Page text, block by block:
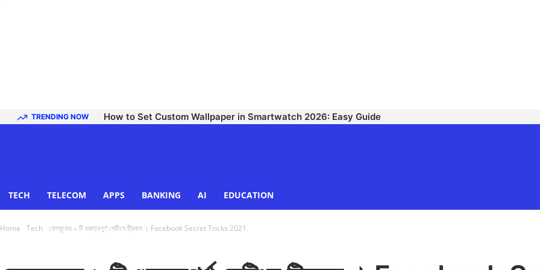
TRENDING NOW How to Set Custom Wallpaper in Smartwatch 2026: Easy Guide
TECH TELECOM APPS BANKING AI EDUCATION
Home Tech ফেসবুকের ২ টি গুরুত্বপূর্ণ সেটিংস ট্রিকস । Facebook Secret Tricks 2021